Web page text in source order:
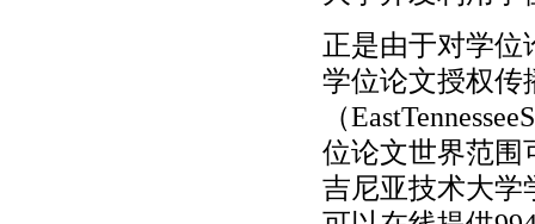
正是由于对学位
学位论文授权传
（
位论文世界范围
吉尼亚技术大学